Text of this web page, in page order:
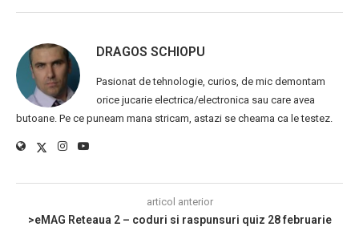
DRAGOS SCHIOPU
Pasionat de tehnologie, curios, de mic demontam
orice jucarie electrica/electronica sau care avea
butoane. Pe ce puneam mana stricam, astazi se cheama ca le testez.
articol anterior
>eMAG Reteaua 2 – coduri si raspunsuri quiz 28 februarie